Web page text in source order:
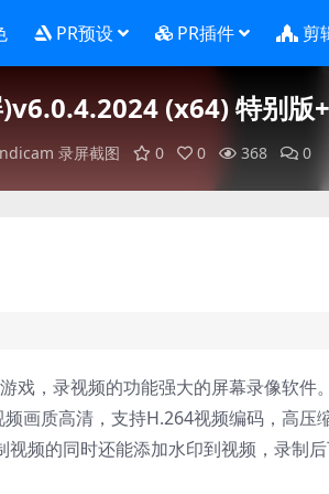
PR预设 PR插件 剪
(x64) 特别版
录屏截图 0 0 368 0
戏，录视频的功能强大的屏幕录像软件
画质高清，支持H.264视频编码，高压
频的同时还能添加水印到视频，录制